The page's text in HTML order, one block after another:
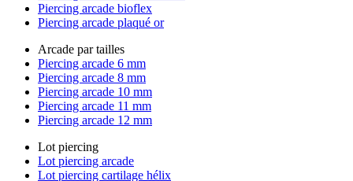
Piercing arcade bioflex
Piercing arcade plaqué or
Arcade par tailles
Piercing arcade 6 mm
Piercing arcade 8 mm
Piercing arcade 10 mm
Piercing arcade 11 mm
Piercing arcade 12 mm
Lot piercing
Lot piercing arcade
Lot piercing cartilage hélix